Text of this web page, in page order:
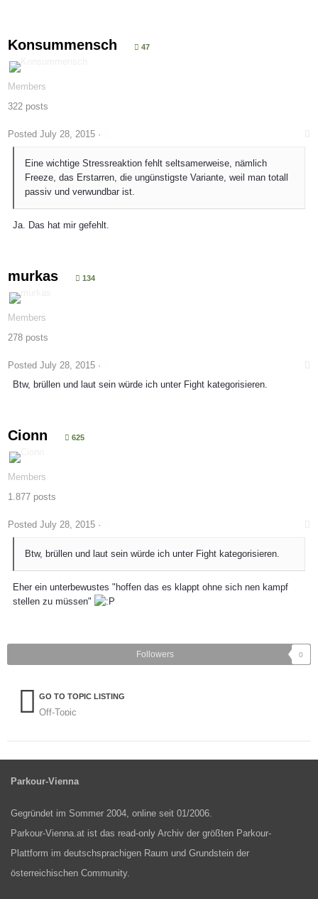
Konsummensch 47
Members
322 posts
Posted July 28, 2015 ·
Eine wichtige Stressreaktion fehlt seltsamerweise, nämlich
Freeze, das Erstarren, die ungünstigste Variante, weil man totall
passiv und verwundbar ist.
Ja. Das hat mir gefehlt.
murkas 134
Members
278 posts
Posted July 28, 2015 ·
Btw, brüllen und laut sein würde ich unter Fight kategorisieren.
Cionn 625
Members
1.877 posts
Posted July 28, 2015 ·
Btw, brüllen und laut sein würde ich unter Fight kategorisieren.
Eher ein unterbewustes "hoffen das es klappt ohne sich nen kampf
stellen zu müssen"
Followers 0
GO TO TOPIC LISTING
Off-Topic
Parkour-Vienna
Gegründet im Sommer 2004, online seit 01/2006.
Parkour-Vienna.at ist das read-only Archiv der größten Parkour-
Plattform im deutschsprachigen Raum und Grundstein der
österreichischen Community.